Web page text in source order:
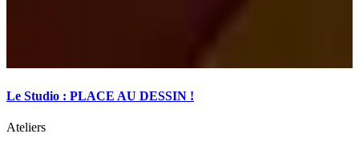
Le Studio : PLACE AU DESSIN !
Ateliers